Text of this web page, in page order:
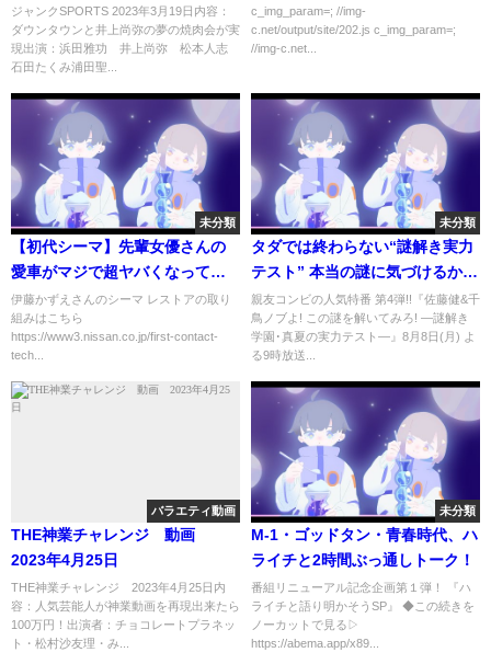
会が実現 3月19日
ジャンクSPORTS 2023年3月19日内容：
ダウンタウンと井上尚弥の夢の焼肉会が実
現出演：浜田雅功 井上尚弥 松本人志
石田たくみ浦田聖...
c_img_param=; //img-
c.net/output/site/202.js c_img_param=;
//img-c.net...
未分類
【初代シーマ】先輩女優さんの
愛車がマジで超ヤバくなって帰
ってきた
伊藤かずえさんのシーマ レストアの取り
組みはこちら
https://www3.nissan.co.jp/first-contact-
tech...
未分類
タダでは終わらない“謎解き実力
テスト” 本当の謎に気づけるか!?
『佐藤健&千鳥ノブよ! この謎を
解いてみろ!』 8/8(月)【TBS】
親友コンビの人気特番 第4弾!!『佐藤健&千
鳥ノブよ! この謎を解いてみろ! ―謎解き
学園･真夏の実力テスト―』8月8日(月) よ
る9時放送...
バラエティ動画
THE神業チャレンジ 動画
2023年4月25日
THE神業チャレンジ 2023年4月25日内
容：人気芸能人が神業動画を再現出来たら
100万円！出演者：チョコレートプラネッ
ト・松村沙友理・み...
未分類
M-1・ゴッドタン・青春時代、ハ
ライチと2時間ぶっ通しトーク！
番組リニューアル記念企画第１弾！ 『ハ
ライチと語り明かそうSP』 ◆この続きを
ノーカットで見る▷
https://abema.app/x89...